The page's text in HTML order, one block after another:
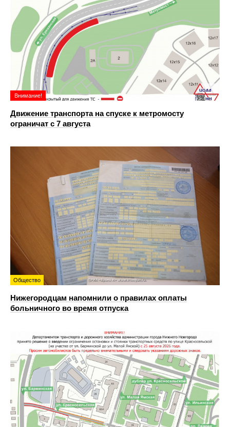
Внимание!
Движение транспорта на спуске к метромосту
ограничат с 7 августа
Общество
Нижегородцам напомнили о правилах оплаты
больничного во время отпуска